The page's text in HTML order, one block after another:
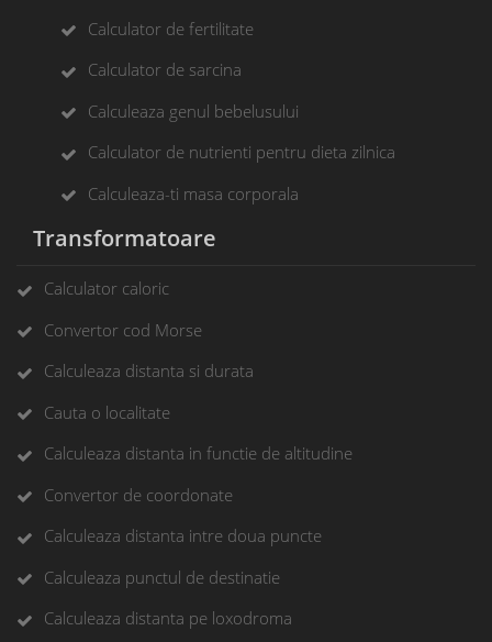
Calculator de fertilitate
Calculator de sarcina
Calculeaza genul bebelusului
Calculator de nutrienti pentru dieta zilnica
Calculeaza-ti masa corporala
Transformatoare
Calculator caloric
Convertor cod Morse
Calculeaza distanta si durata
Cauta o localitate
Calculeaza distanta in functie de altitudine
Convertor de coordonate
Calculeaza distanta intre doua puncte
Calculeaza punctul de destinatie
Calculeaza distanta pe loxodroma